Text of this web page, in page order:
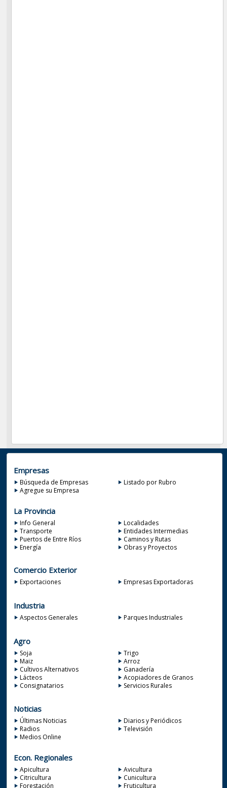
Empresas
Búsqueda de Empresas
Listado por Rubro
Agregue su Empresa
La Provincia
Info General
Localidades
Transporte
Entidades Intermedias
Puertos de Entre Ríos
Caminos y Rutas
Energía
Obras y Proyectos
Comercio Exterior
Exportaciones Empresas Exportadoras
Industria
Aspectos Generales Parques Industriales
Agro
Soja
Trigo
Maiz
Arroz
Cultivos Alternativos
Ganadería
Lácteos
Acopiadores de Granos
Consignatarios
Servicios Rurales
Noticias
Últimas Noticias
Diarios y Periódicos
Radios
Televisión
Medios Online
Econ. Regionales
Apicultura
Avicultura
Citricultura
Cunicultura
Forestación
Fruticultura